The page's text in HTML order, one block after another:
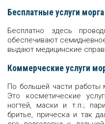
Бесплатные услуги морга
Бесплатно здесь
обеспечивают
выдают медицинские
Коммерческие услуги
По большей части работы
Это косметические
ногтей, маски и т.п.;
бритье, прическа и так